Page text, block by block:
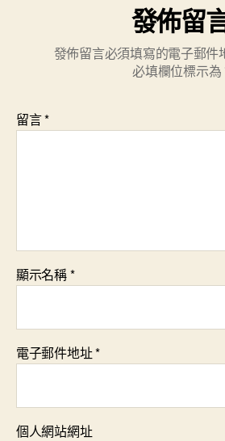
發佈留
發佈留言必須填寫的電子郵件
必填欄位標示為
留言*
顯示名稱*
電子郵件地址*
個人網站網址